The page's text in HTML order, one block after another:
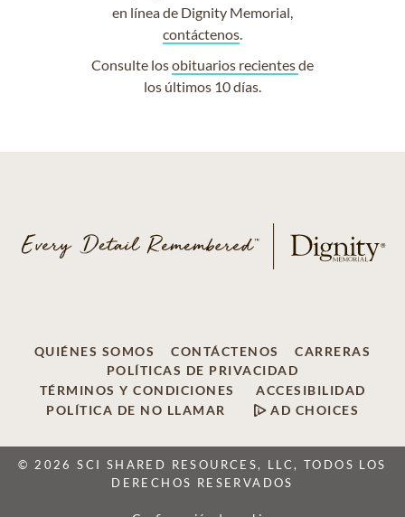
en línea de Dignity Memorial,
contáctenos.
Consulte losobituarios recientesde
los últimos 10 días.
QUIÉNES SOMOS CONTÁCTENOS
CARRERAS
POLÍTICAS DE PRIVACIDAD
TÉRMINOS Y CONDICIONES
ACCESIBILIDAD
POLÍTICA DE NO LLAMAR
AD CHOICES
© 2026 SCI SHARED RESOURCES, LLC, TODOS LOS
DERECHOS RESERVADOS